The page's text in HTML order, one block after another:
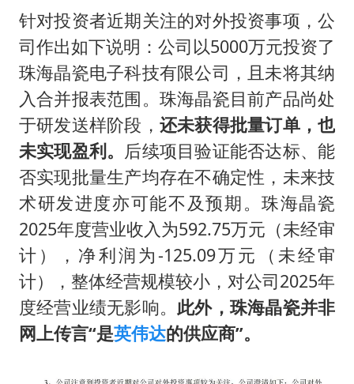
针对投资者近期关注的对外投资事项，公
司作出如下说明：公司以5000万元投资了
珠海晶瓷电子科技有限公司，且未将其纳
入合并报表范围。珠海晶瓷目前产品尚处
于研发送样阶段， 还未获得批量订单，也
未实现盈利。 后续项目验证能否达标、能
否实现批量生产均存在不确定性，未来技
术研发进度亦可能不及预期。珠海晶瓷
2025年度营业收入为592.75万元（未经审
计），净利润为-125.09万元（未经审
计），整体经营规模较小，对公司2025年
度经营业绩无影响。此外，珠海晶瓷并非
网上传言“是英伟达的供应商”。